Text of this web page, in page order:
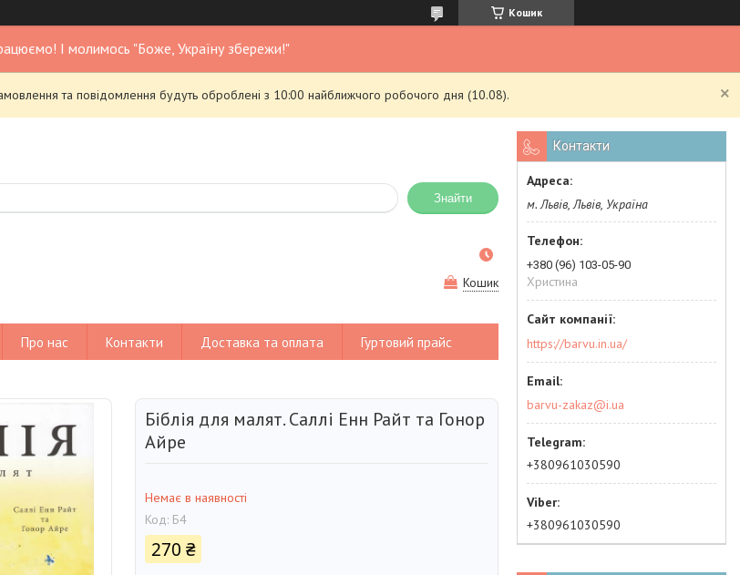
Кошик
І молимось "Боже, Україну збережи!"
та повідомлення будуть оброблені з 10:00 найближчого робочого дня (10.08).
Знайти
Кошик
Про нас Контакти Доставка та оплата Гуртовий прайс
Біблія для малят. Саллі Енн Райт та Гонор
Айре
Немає в наявності
Код: Б4
270 ₴
Контакти
м. Львів, Львів, Україна
+380 (96) 103-05-90
Христина
https://barvu.in.ua/
barvu-zakaz@i.ua
+380961030590
+380961030590